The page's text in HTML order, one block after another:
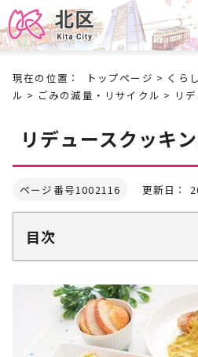
現在の位置： トップページ > くら
ル > ごみの減量・リサイクル > リ
リデュースクッキ
ページ番号1002116 更新日：
目次